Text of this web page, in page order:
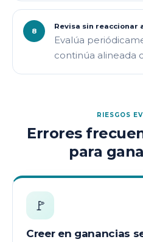
Revisa sin reaccionar
Evalúa
continúa alineada
RIESGOS
Errores
para
🚩
Creer en ganancias